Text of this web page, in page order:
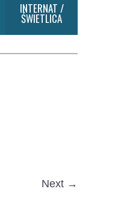
INTERNAT /
ŚWIETLICA
Next →